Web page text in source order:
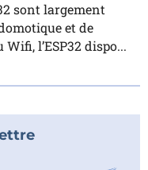
sont largement
et de
l’ESP32 dispo...